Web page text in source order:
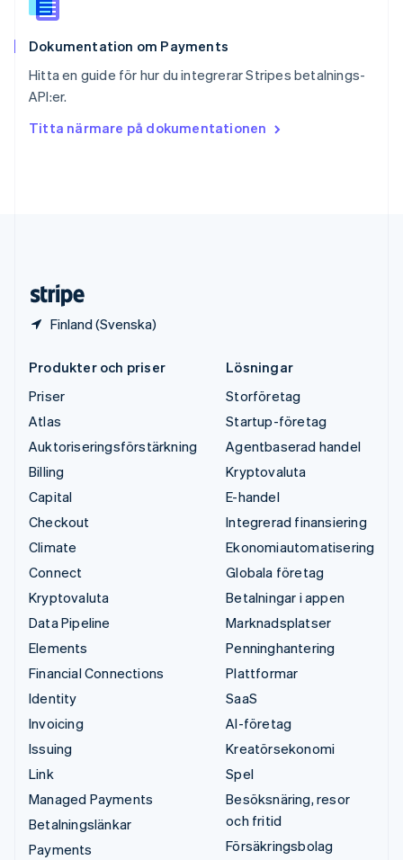
Dokumentation om Payments
Hitta en guide för hur du integrerar Stripes betalnings-
API:er.
Titta närmare på dokumentationen
Finland (Svenska)
Storbritannien
Sverige
Thailand
ไทย
English
Produkter och priser
Priser
Atlas
Auktoriseringsförstärkning
Billing
Capital
Checkout
Climate
Connect
Kryptovaluta
Data Pipeline
Elements
Financial Connections
Identity
Invoicing
Issuing
Link
Managed Payments
Betalningslänkar
Payments
Lösningar
Storföretag
Startup-företag
Agentbaserad handel
Kryptovaluta
E-handel
Integrerad finansiering
Ekonomiautomatisering
Globala företag
Betalningar i appen
Marknadsplatser
Penninghantering
Plattformar
SaaS
AI-företag
Kreatörsekonomi
Spel
Besöksnäring, resor
och fritid
Försäkringsbolag